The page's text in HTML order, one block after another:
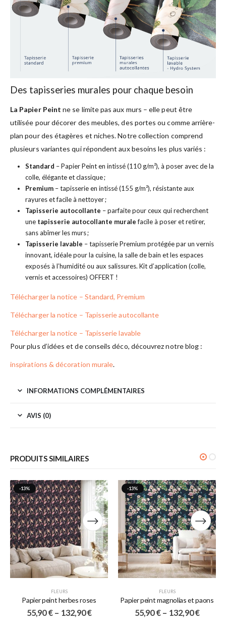
Des tapisseries murales pour chaque besoin
La Papier Peint ne se limite pas aux murs – elle peut être
utilisée pour décorer des meubles, des portes ou comme arrière-
plan pour des étagères et niches. Notre collection comprend
plusieurs variantes qui répondent aux besoins les plus variés :
Standard – Papier Peint en intissé (110 g/m²), à poser avec de la
colle, élégante et classique ;
Premium– tapisserie en intissé (155 g/m²), résistante aux
rayures et facile à nettoyer ;
Tapisserie autocollante – parfaite pour ceux qui recherchent
une tapisserie autocollante muralefacile à poser et retirer,
sans abîmer les murs ;
Tapisserie lavable – tapisserie Premium protégée par un vernis
innovant, idéale pour la cuisine, la salle de bain et les espaces
exposés à l’humidité ou aux salissures. Kit d’application (colle,
vernis et accessoires) OFFERT !
Télécharger la notice – Standard, Premium
Télécharger la notice – Tapisserie autocollante
Télécharger la notice – Tapisserie lavable
Pour plus d’idées et de conseils déco, découvrez notre blog :
inspirations & décoration murale.
INFORMATIONS COMPLÉMENTAIRES
AVIS (0)
PRODUITS SIMILAIRES
-13%
FLEURS
Papier peint herbes roses
55,90€ – 132,90€
-13%
FLEURS
Papier peint magnolias et paons
55,90€ – 132,90€